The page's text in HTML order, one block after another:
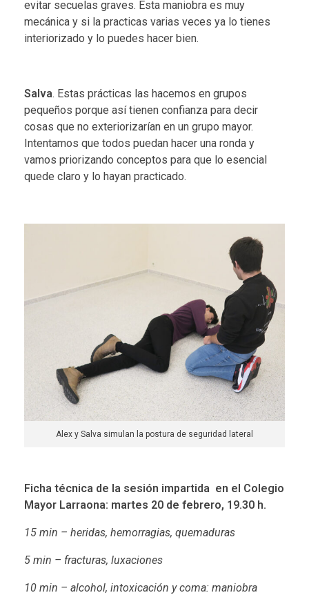
evitar secuelas graves. Esta maniobra es muy
mecánica y si la practicas varias veces ya lo tienes
interiorizado y lo puedes hacer bien.
Salva. Estas prácticas las hacemos en grupos
pequeños porque así tienen confianza para decir
cosas que no exteriorizarían en un grupo mayor.
Intentamos que todos puedan hacer una ronda y
vamos priorizando conceptos para que lo esencial
quede claro y lo hayan practicado.
Alex y Salva simulan la postura de seguridad lateral
Ficha técnica de la sesión impartida en el Colegio
Mayor Larraona: martes 20 de febrero, 19.30 h.
15 min – heridas, hemorragias, quemaduras
5 min – fracturas, luxaciones
10 min – alcohol, intoxicación y coma: maniobra